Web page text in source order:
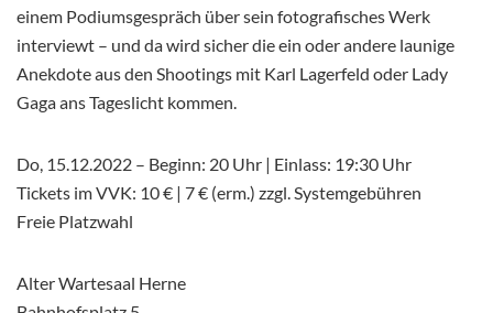
einem Podiumsgespräch über sein fotografisches Werk
interviewt – und da wird sicher die ein oder andere launige
Anekdote aus den Shootings mit Karl Lagerfeld oder Lady
Gaga ans Tageslicht kommen.
Do, 15.12.2022 – Beginn: 20 Uhr | Einlass: 19:30 Uhr
Tickets im VVK: 10 € | 7 € (erm.) zzgl. Systemgebühren
Freie Platzwahl
Alter Wartesaal Herne